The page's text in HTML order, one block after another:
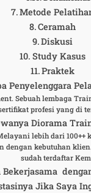
Metode
Ceramah
Diskusi
Study Kasus
Praktek
Penyelenggara
Sebuah lembaga
profesi yang di
Diorama
lebih dari
kebutuhan
sudah terdaftar
Jika Saya